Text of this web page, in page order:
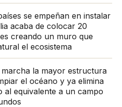
se empeñan en instalar
acaba de colocar 20
creando un muro que
el ecosistema
la mayor estructura
el océano y ya elimina
al equivalente a un campo